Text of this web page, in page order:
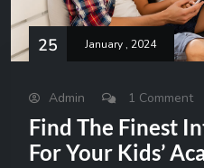
25 January , 2024
Admin 1 Comment
Find The Finest
For Your Kids’